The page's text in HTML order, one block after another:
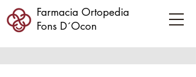
Farmacia Ortopedia
Fons D´Ocon